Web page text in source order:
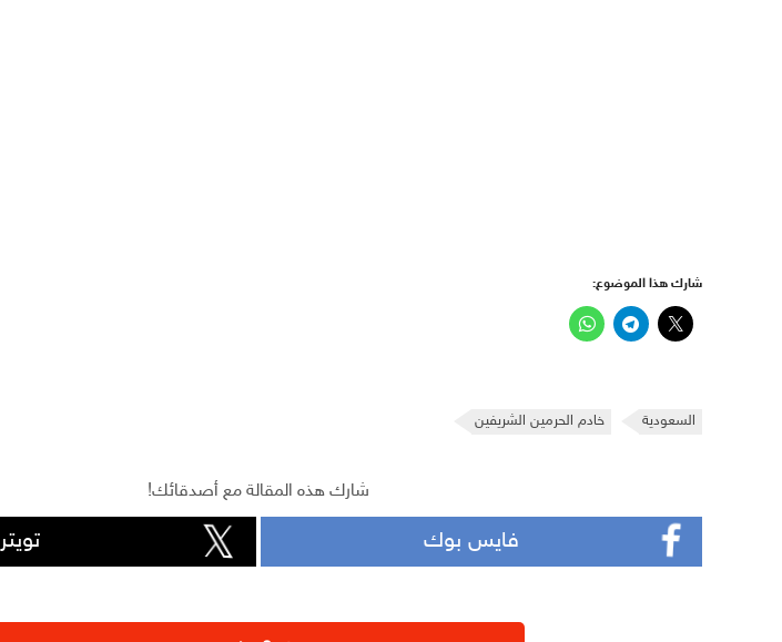
شارك هذا الموضوع:
السعودية خادم الحرمين الشريفين
شارك هذه المقالة مع أصدقائك!
فايس بوك تويتر